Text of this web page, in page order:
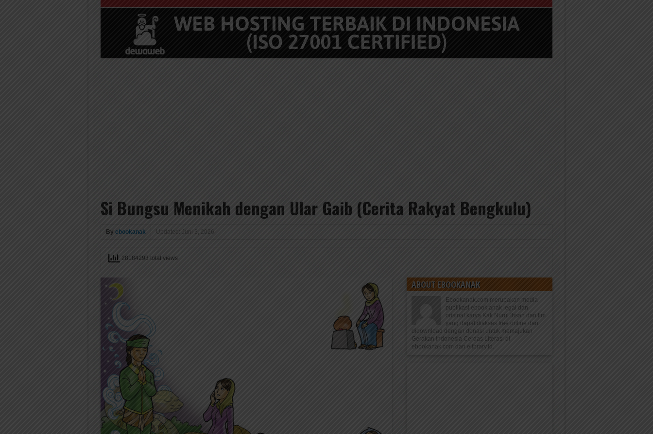
Si Bungsu Menikah dengan Ular Gaib (Cerita Rakyat Bengkulu)
By ebookanak Updated: Juni 3, 2026
28184293 total views
ABOUT EBOOKANAK
Ebookanak.com merupakan media
publikasi ebook anak legal dan
orisinal karya Kak Nurul Ihsan dan tim
yang dapat diakses free online dan
didownload dengan donasi untuk memajukan
Gerakan Indonesia Cerdas Literasi di
ebookanak.com dan elibrary.id.